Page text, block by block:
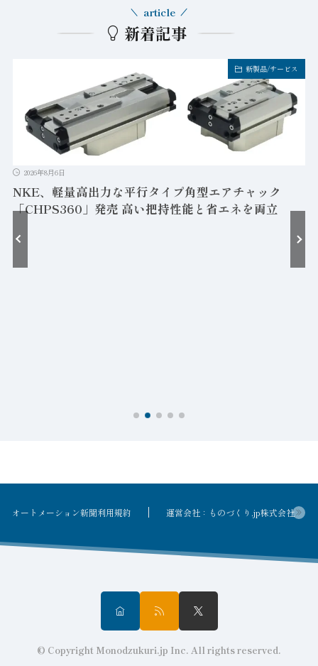
新着記事
article
新製品/サービス
2026年8月6日
NKE、軽量高出力な平行タイプ角型エアチャック
「CHPS360」発売 高い把持性能と省エネを両立
オートメーション新聞利用規約 運営会社：ものづくり.jp株式会社
© Copyright Monodzukuri.jp Inc. All rights reserved.